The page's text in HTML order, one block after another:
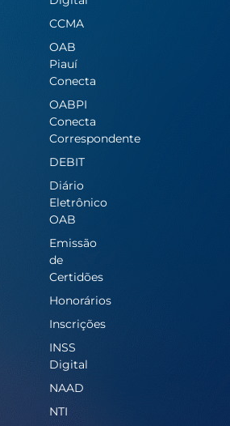
CCMA
OAB
Piauí
Conecta
OABPI
Conecta
Correspondente
DEBIT
Diário
Eletrônico
OAB
Emissão
de
Certidões
Honorários
Inscrições
INSS
Digital
NAAD
NTI